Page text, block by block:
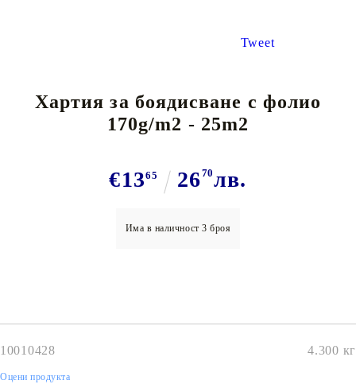
Tweet
Хартия за боядисване с фолио
170g/m2 - 25m2
€1365 2670лв.
Има в наличност3 броя
10010428 4.300 кг
Оцени продукта